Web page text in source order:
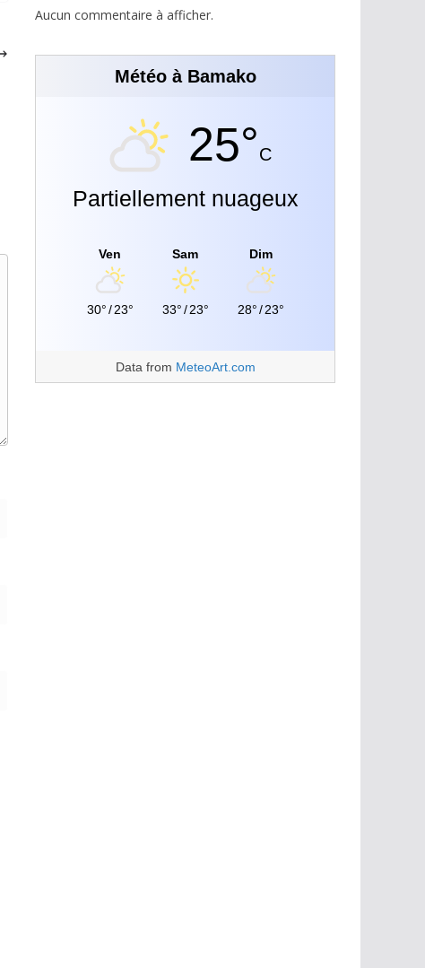
Aucun commentaire à afficher.
Météo à Bamako
25°C
Partiellement nuageux
Ven
30°/ 23°
Sam
33°/ 23°
Dim
28°/ 23°
Data from MeteoArt.com